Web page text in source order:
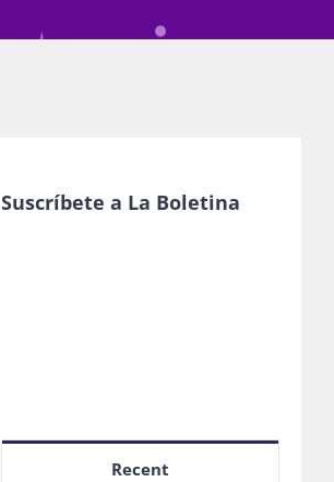
Suscríbete a La Boletina
Recent